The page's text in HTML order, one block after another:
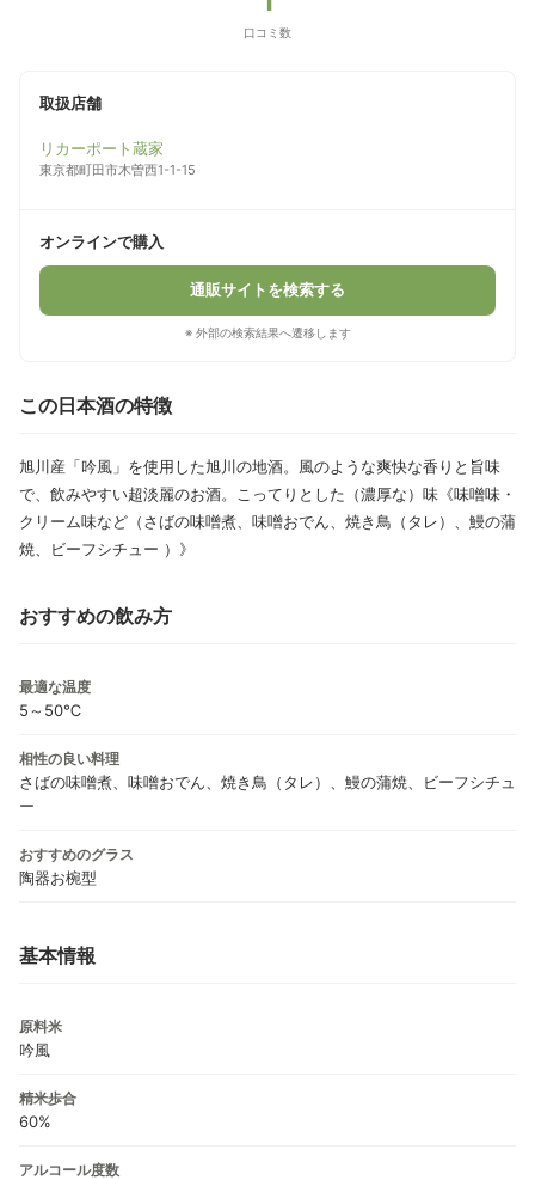
口コミ数
取扱店舗
リカーポート蔵家
東京都町田市木曽西1-1-15
オンラインで購入
通販サイトを検索する
※ 外部の検索結果へ遷移します
この日本酒の特徴
旭川産「吟風」を使用した旭川の地酒。風のような爽快な香りと旨味
で、飲みやすい超淡麗のお酒。こってりとした（濃厚な）味《味噌味・
クリーム味など（さばの味噌煮、味噌おでん、焼き鳥（タレ）、鰻の蒲
焼、ビーフシチュー ）》
おすすめの飲み方
最適な温度
5～50℃
相性の良い料理
さばの味噌煮、味噌おでん、焼き鳥（タレ）、鰻の蒲焼、ビーフシチュ
ー
おすすめのグラス
陶器お椀型
基本情報
原料米
吟風
精米歩合
60%
アルコール度数